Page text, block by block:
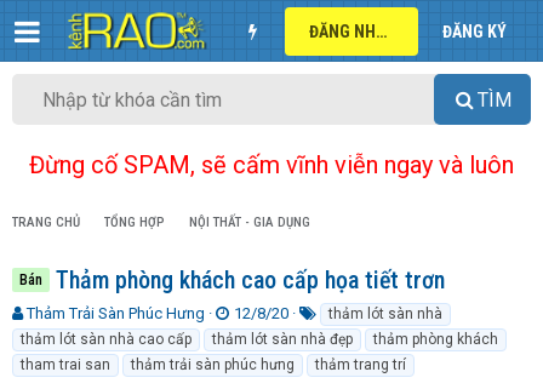
ĐĂNG NHẬP ĐĂNG KÝ
TÌM
Đừng cố SPAM, sẽ cấm vĩnh viễn ngay và luôn
TRANG CHỦ TỔNG HỢP NỘI THẤT - GIA DỤNG
Bán Thảm phòng khách cao cấp họa tiết trơn
T
h
r
e
Thảm Trải Sàn Phúc Hưng
N
g
à
y
12/8/20
ừ
k
h
thảm lót sàn nhà
thảm lót sàn nhà cao cấp
thảm lót sàn nhà đẹp
thảm phòng khách
tham trai san
thảm trải sàn phúc hưng thảm trang trí